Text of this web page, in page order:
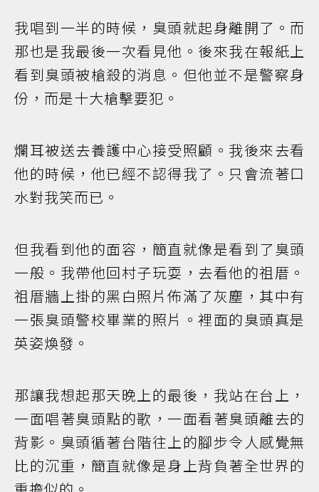
我唱到一半的時候，臭頭就起身離開了。而
那也是我最後一次看見他。後來我在報紙上
看到臭頭被槍殺的消息。但他並不是警察身
份，而是十大槍擊要犯。
爛耳被送去養護中心接受照顧。我後來去看
他的時候，他已經不認得我了。只會流著口
水對我笑而已。
但我看到他的面容，簡直就像是看到了臭頭
一般。我帶他回村子玩耍，去看他的祖厝。
祖厝牆上掛的黑白照片佈滿了灰塵，其中有
一張臭頭警校畢業的照片。裡面的臭頭真是
英姿煥發。
那讓我想起那天晚上的最後，我站在台上，
一面唱著臭頭點的歌，一面看著臭頭離去的
背影。臭頭循著台階往上的腳步令人感覺無
比的沉重，簡直就像是身上背負著全世界的